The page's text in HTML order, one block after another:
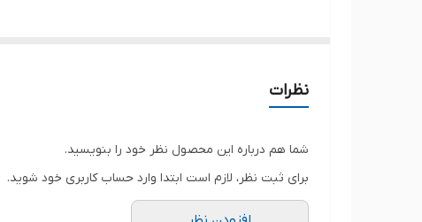
نظرات
شما هم درباره این محصول نظر خود را بنویسید.
برای ثبت نظر، لازم است ابتدا وارد حساب کاربری خود شوید.